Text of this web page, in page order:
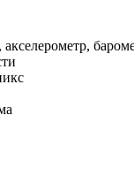
акселерометр,